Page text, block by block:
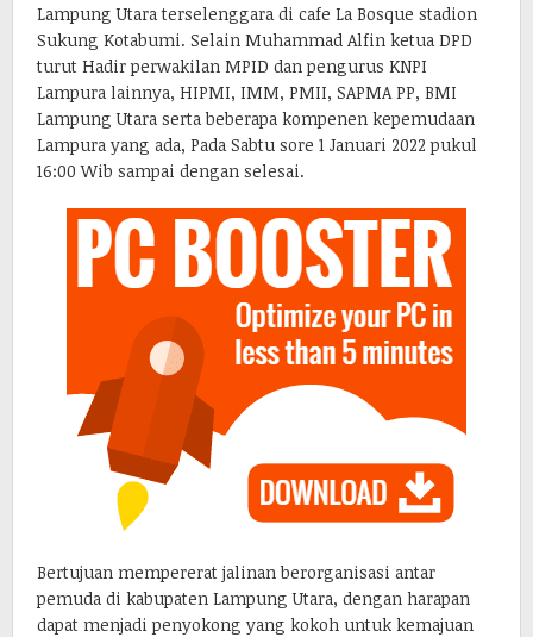
Lampung Utara terselenggara di cafe La Bosque stadion
Sukung Kotabumi. Selain Muhammad Alfin ketua DPD
turut Hadir perwakilan MPID dan pengurus KNPI
Lampura lainnya, HIPMI, IMM, PMII, SAPMA PP, BMI
Lampung Utara serta beberapa kompenen kepemudaan
Lampura yang ada, Pada Sabtu sore 1 Januari 2022 pukul
16:00 Wib sampai dengan selesai.
Bertujuan mempererat jalinan berorganisasi antar
pemuda di kabupaten Lampung Utara, dengan harapan
dapat menjadi penyokong yang kokoh untuk kemajuan